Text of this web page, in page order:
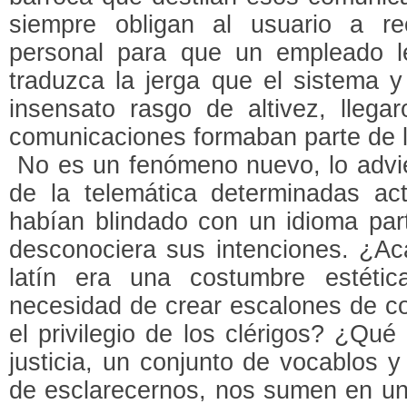
siempre obligan al usuario a
personal para que un
traduzca la jerga que el sistema
insensato rasgo de altivez,
comunicaciones formaban parte de
No es un fenómeno nuevo, lo
de la telemática determinadas
habían blindado con un idioma
desconociera sus intenciones.
latín era una costumbre
necesidad de crear escalones de
el privilegio de los clérigos?
justicia, un conjunto de vocablos
de esclarecernos, nos sumen en